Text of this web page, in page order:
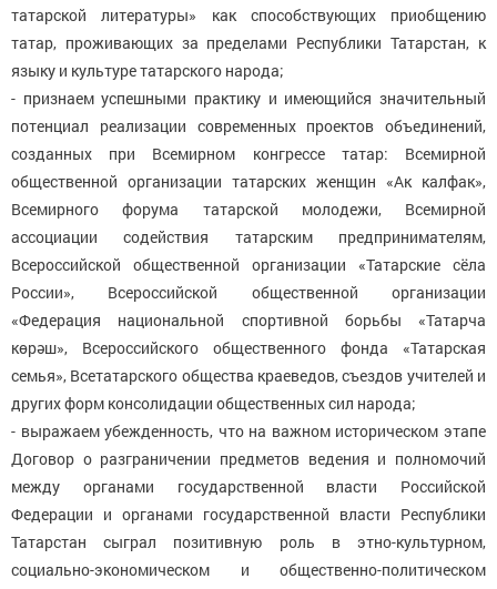
татарской литературы» как способствующих приобщению
татар, проживающих за пределами Республики Татарстан, к
языку и культуре татарского народа;
- признаем успешными практику и имеющийся значительный
потенциал реализации современных проектов объединений,
созданных при Всемирном конгрессе татар: Всемирной
общественной организации татарских женщин «Ак калфак»,
Всемирного форума татарской молодежи, Всемирной
ассоциации содействия татарским предпринимателям,
Всероссийской общественной организации «Татарские сёла
России», Всероссийской общественной организации
«Федерация национальной спортивной борьбы «Татарча
көрәш», Всероссийского общественного фонда «Татарская
семья», Всетатарского общества краеведов, съездов учителей и
других форм консолидации общественных сил народа;
- выражаем убежденность, что на важном историческом этапе
Договор о разграничении предметов ведения и полномочий
между органами государственной власти Российской
Федерации и органами государственной власти Республики
Татарстан сыграл позитивную роль в этно-культурном,
социально-экономическом и общественно-политическом